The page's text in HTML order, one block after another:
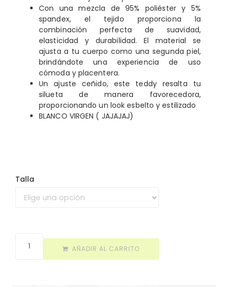
Con una mezcla de 95% poliéster y 5%
spandex, el tejido proporciona la
combinación perfecta de suavidad,
elasticidad y durabilidad. El material se
ajusta a tu cuerpo como una segunda piel,
brindándote una experiencia de uso
cómoda y placentera.
Un ajuste ceñido, este teddy resalta tu
silueta de manera favorecedora,
proporcionando un look esbelto y estilizado
BLANCO VIRGEN ( JAJAJAJ)
Talla
AÑADIR AL CARRITO